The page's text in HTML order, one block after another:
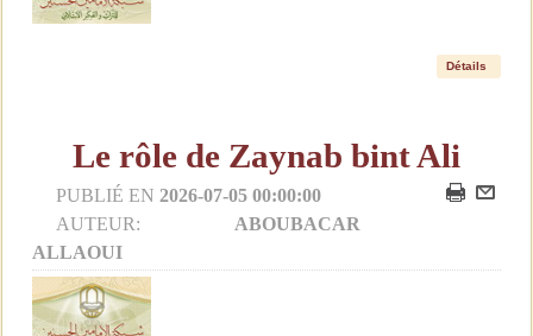
Détails
Le rôle de Zaynab bint Ali
PUBLIÉ EN 2026-07-05 00:00:00
AUTEUR:
ABOUBACAR
ALLAOUI